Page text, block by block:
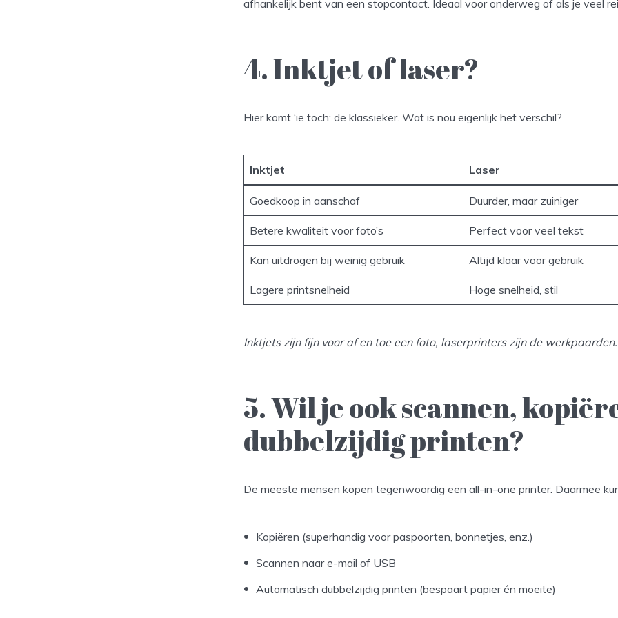
afhankelijk bent van een stopcontact. Ideaal voor onderweg of als je veel
4. Inktjet of laser?
Hier komt ‘ie toch: de klassieker. Wat is nou eigenlijk het verschil?
Inktjet Laser
Goedkoop in aanschaf Duurder, maar zuiniger
Betere kwaliteit voor foto’s Perfect voor veel tekst
Kan uitdrogen bij weinig gebruik Altijd klaar voor gebruik
Lagere printsnelheid Hoge snelheid, stil
Inktjets zijn fijn voor af en toe een foto, laserprinters zijn de werkpaarden.
5. Wil je ook scannen,
dubbelzijdig printen?
De meeste mensen kopen tegenwoordig een all-in-one printer. Daarmee
Kopiëren (superhandig voor paspoorten, bonnetjes, enz.)
Scannen naar e-mail of USB
Automatisch dubbelzijdig printen (bespaart papier én moeite)